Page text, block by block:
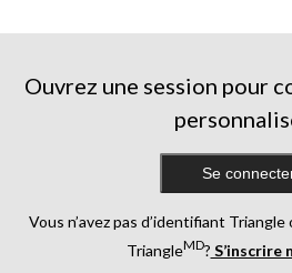
Ouvrez une session pour
Se
Vous n’avez pas d’identifiant
TriangleMD? S’inscrire